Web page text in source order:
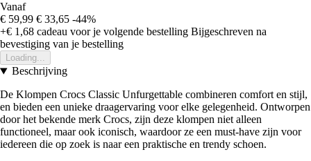
Vanaf
€ 59,99 € 33,65 -44%
+€ 1,68 cadeau voor je volgende bestelling Bijgeschreven na
bevestiging van je bestelling
Loading...
Beschrijving
De Klompen Crocs Classic Unfurgettable combineren comfort en stijl,
en bieden een unieke draagervaring voor elke gelegenheid. Ontworpen
door het bekende merk Crocs, zijn deze klompen niet alleen
functioneel, maar ook iconisch, waardoor ze een must-have zijn voor
iedereen die op zoek is naar een praktische en trendy schoen.